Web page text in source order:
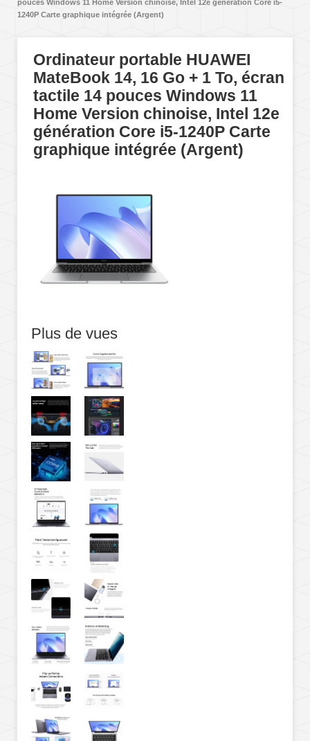
pouces Windows 11 Home Version chinoise, Intel 12e génération Core i5-
1240P Carte graphique intégrée (Argent)
Ordinateur portable HUAWEI
MateBook 14, 16 Go + 1 To, écran
tactile 14 pouces Windows 11
Home Version chinoise, Intel 12e
génération Core i5-1240P Carte
graphique intégrée (Argent)
Plus de vues